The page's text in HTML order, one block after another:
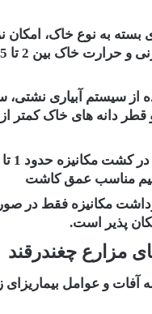
به نوع خاک، امکان
از سیستم آبیاری نشتی،
دانه های خاک کمتر از
مناسب عمق کاشت
مکانیزه فقط در
پذیر است.
مزارع چغندرقند
آفات و عوامل بیماریزای